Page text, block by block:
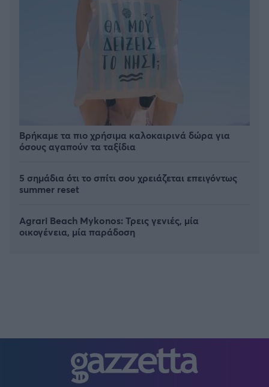
Βρήκαμε τα πιο χρήσιμα καλοκαιρινά δώρα για
όσους αγαπούν τα ταξίδια
5 σημάδια ότι το σπίτι σου χρειάζεται επειγόντως
summer reset
Agrari Beach Mykonos: Τρεις γενιές, μία
οικογένεια, μία παράδοση